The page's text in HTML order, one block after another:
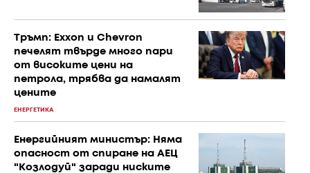
Тръмп: Exxon и Chevron
печелят твърде много пари
от високите цени на
петрола, трябва да намалят
цените
ЕНЕРГЕТИКА
Енергийният министър: Няма
опасност от спиране на АЕЦ
"Козлодуй" заради ниските